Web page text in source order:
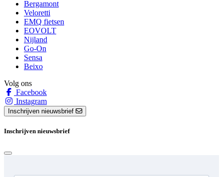
Bergamont
Veloretti
EMQ fietsen
EOVOLT
Nijland
Go-On
Sensa
Beixo
Volg ons
Facebook
Instagram
Inschrijven nieuwsbrief
Inschrijven nieuwsbrief